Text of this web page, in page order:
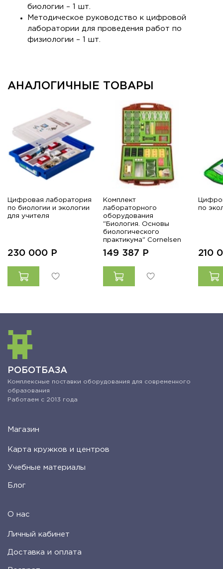
биологии – 1 шт.
Методическое руководство к цифровой
лаборатории для проведения работ по
физиологии – 1 шт.
АНАЛОГИЧНЫЕ ТОВАРЫ
Цифровая лаборатория
по биологии и экологии
для учителя
230 000 Р
Комплект
лабораторного
оборудования
"Биология. Основы
биологического
практикума" Cornelsen
149 387 Р
по
210
РОБОТБАЗА
Комплексные поставки оборудования для современного
образования
Работаем с 2013 года
Магазин
Карта кружков и центров
Учебные материалы
Блог
О нас
Личный кабинет
Доставка и оплата